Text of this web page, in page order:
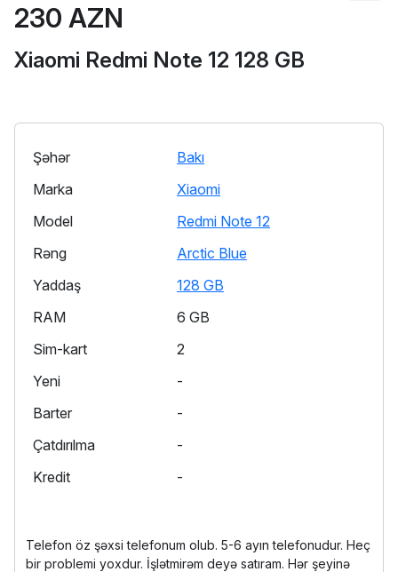
230 AZN
Xiaomi Redmi Note 12 128 GB
Şəhər
Bakı
Marka
Xiaomi
Model
Redmi Note 12
Rəng
Arctic Blue
Yaddaş
128 GB
RAM
6 GB
Sim-kart
2
Yeni
-
Barter
-
Çatdırılma
-
Kredit
-
Telefon öz şəxsi telefonum olub. 5-6 ayın telefonudur. Heç
bir problemi yoxdur. İşlətmirəm deyə satıram. Hər şeyinə